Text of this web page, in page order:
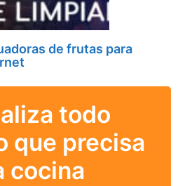
de frutas para
todo
que precisa
cocina